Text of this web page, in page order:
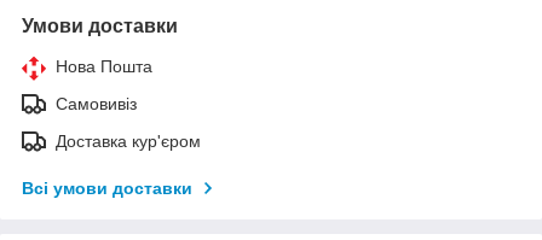
Умови доставки
Нова Пошта
Самовивіз
Доставка кур'єром
Всі умови доставки